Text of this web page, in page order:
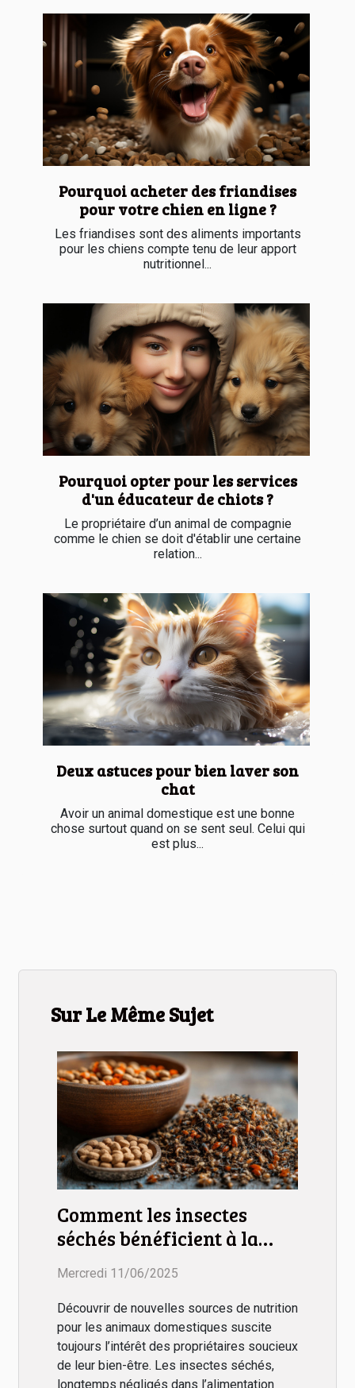
Pourquoi acheter des friandises
pour votre chien en ligne ?
Les friandises sont des aliments importants
pour les chiens compte tenu de leur apport
nutritionnel...
Pourquoi opter pour les services
d'un éducateur de chiots ?
Le propriétaire d’un animal de compagnie
comme le chien se doit d'établir une certaine
relation...
Deux astuces pour bien laver son
chat
Avoir un animal domestique est une bonne
chose surtout quand on se sent seul. Celui qui
est plus...
Sur Le Même Sujet
Comment les insectes
séchés bénéficient à la
santé des animaux
domestiques
Mercredi 11/06/2025
Découvrir de nouvelles sources de nutrition
pour les animaux domestiques suscite
toujours l’intérêt des propriétaires soucieux
de leur bien-être. Les insectes séchés,
longtemps négligés dans l’alimentation